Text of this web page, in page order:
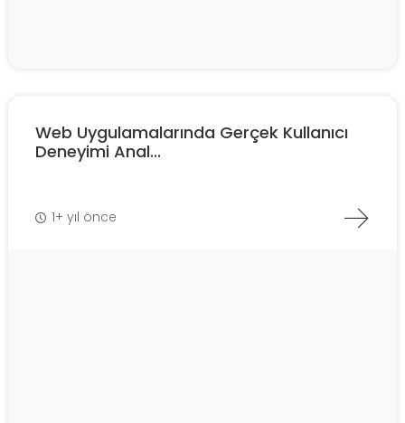
Web Uygulamalarında Gerçek Kullanıcı
Deneyimi Anal...
1+ yıl önce